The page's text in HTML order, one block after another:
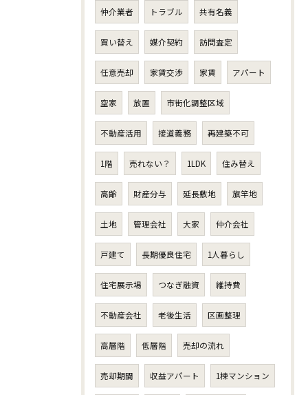
仲介業者 トラブル 共有名義
買い替え 媒介契約 訪問査定
任意売却 家賃交渉 家賃 アパート
空家 放置 市街化調整区域
不動産活用 接道義務 再建築不可
1階 売れない？ 1LDK 住み替え
高齢 財産分与 延長敷地 旗竿地
土地 管理会社 大家 仲介会社
戸建て 長期優良住宅 1人暮らし
住宅展示場 つなぎ融資 維持費
不動産会社 老後生活 区画整理
高層階 低層階 売却の流れ
売却期間 収益アパート 1棟マンション